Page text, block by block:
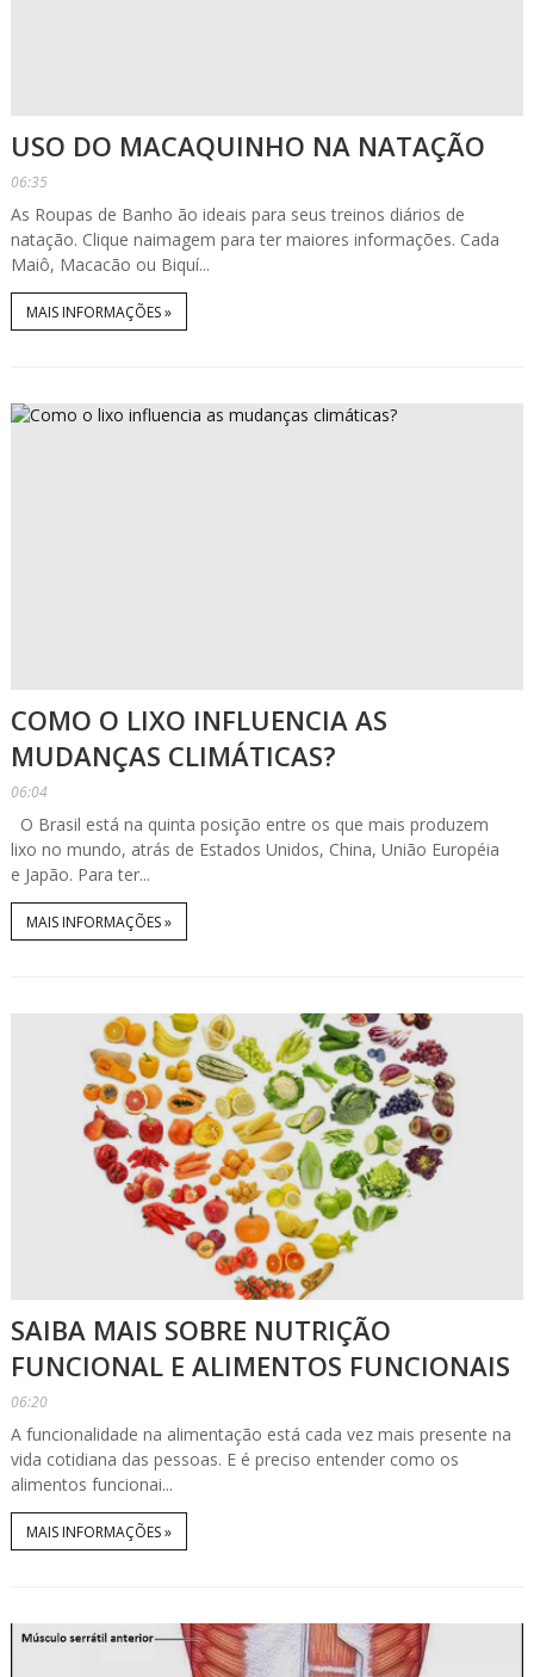
USO DO MACAQUINHO NA NATAÇÃO
06:35
As Roupas de Banho ão ideais para seus treinos diários de
natação. Clique naimagem para ter maiores informações. Cada
Maiô, Macacão ou Biquí...
MAIS INFORMAÇÕES »
COMO O LIXO INFLUENCIA AS
MUDANÇAS CLIMÁTICAS?
06:04
O Brasil está na quinta posição entre os que mais produzem
lixo no mundo, atrás de Estados Unidos, China, União Européia
e Japão. Para ter...
MAIS INFORMAÇÕES »
SAIBA MAIS SOBRE NUTRIÇÃO
FUNCIONAL E ALIMENTOS FUNCIONAIS
06:20
A funcionalidade na alimentação está cada vez mais presente na
vida cotidiana das pessoas. E é preciso entender como os
alimentos funcionai...
MAIS INFORMAÇÕES »